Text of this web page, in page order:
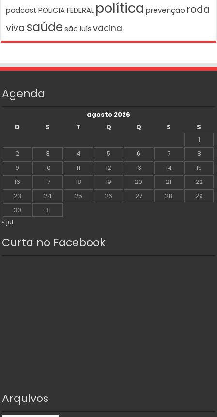
podcast POLICIA FEDERAL política prevenção roda
viva saúde são luís vacina
Agenda
agosto 2026
D
S T Q Q S
S
1
2
3 4 5 6 7
8
9
10 11 12 13 14
15
16
17 18 19 20 21
22
23
24 25 26 27 28
29
30
31
« jul
Curta no Facebook
Arquivos